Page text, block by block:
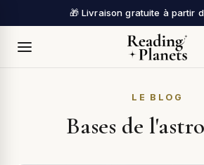
🎁 Livraison gratuite à partir
LE BLOG
Bases de